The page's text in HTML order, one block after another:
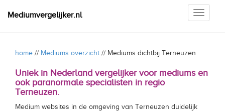
Toggle
Mediumvergelijker.nl
home // Mediums overzicht // Mediums dichtbij Terneuzen
Uniek in Nederland vergelijker voor mediums en
ook paranormale specialisten in regio
Terneuzen.
Medium websites in de omgeving van Terneuzen duidelijk